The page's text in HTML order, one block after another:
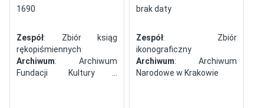
1690
Zespół: Zbiór ksiąg
rękopiśmiennych
Archiwum: Archiwum
Fundacji Kultury i
brak daty
Zespół: Zbiór
ikonograficzny
Archiwum: Archiwum
Narodowe w Krakowie